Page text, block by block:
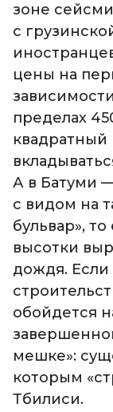
зоне
с
цены на
пределах
квадратный
А в Батуми
с видом на
бульвар»,
высотки
дождя. Если
обойдется
мешке»:
которым
Тбилиси.